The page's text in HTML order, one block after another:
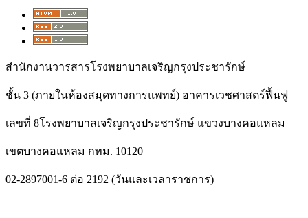
สำนักงานวารสารโรงพยาบาลเจริญกรุงประชารักษ์
ชั้น 3 (ภายในห้องสมุดทางการแพทย์) อาคารเวชศาสตร์ฟื้นฟู
เลขที่ 8โรงพยาบาลเจริญกรุงประชารักษ์ แขวงบางคอแหลม
เขตบางคอแหลม กทม. 10120
02-2897001-6 ต่อ 2192 (วันและเวลาราชการ)